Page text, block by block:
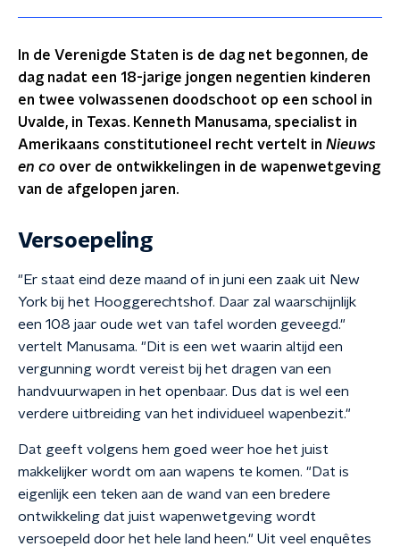
In de Verenigde Staten is de dag net begonnen, de
dag nadat een 18-jarige jongen negentien kinderen
en twee volwassenen doodschoot op een school in
Uvalde, in Texas. Kenneth Manusama, specialist in
Amerikaans constitutioneel recht vertelt in Nieuws
en co over de ontwikkelingen in de wapenwetgeving
van de afgelopen jaren.
Versoepeling
"Er staat eind deze maand of in juni een zaak uit New
York bij het Hooggerechtshof. Daar zal waarschijnlijk
een 108 jaar oude wet van tafel worden geveegd."
vertelt Manusama. "Dit is een wet waarin altijd een
vergunning wordt vereist bij het dragen van een
handvuurwapen in het openbaar. Dus dat is wel een
verdere uitbreiding van het individueel wapenbezit."
Dat geeft volgens hem goed weer hoe het juist
makkelijker wordt om aan wapens te komen. "Dat is
eigenlijk een teken aan de wand van een bredere
ontwikkeling dat juist wapenwetgeving wordt
versoepeld door het hele land heen." Uit veel enquêtes